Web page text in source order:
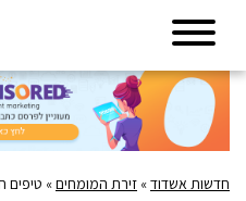
חדשות אשדוד» זירת המומחים» טיפים